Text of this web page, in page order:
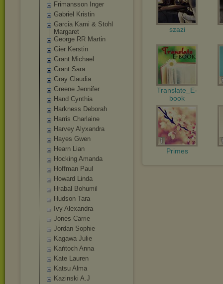
Frimansson Inger
Gabriel Kristin
Garcia Kami & Stohl
Margaret
George RR Martin
Gier Kerstin
Grant Michael
Grant Sara
Gray Claudia
Greene Jennifer
Hand Cynthia
Harkness Deborah
Harris Charlaine
Harvey Alyxandra
Hayes Gwen
Hearn Lian
Hocking Amanda
Hoffman Paul
Howard Linda
Hrabal Bohumil
Hudson Tara
Ivy Alexandra
Jones Carrie
Jordan Sophie
Kagawa Julie
Kańtoch Anna
Kate Lauren
Katsu Alma
Kazinski A.J
szazi
Translate_E-
book
Primes